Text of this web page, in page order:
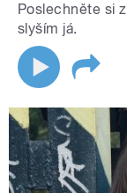
Poslechněte si
slyším já.